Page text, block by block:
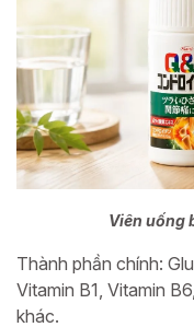
Viên uống
Thành phần chính:
Vitamin B1, Vitamin
khác.